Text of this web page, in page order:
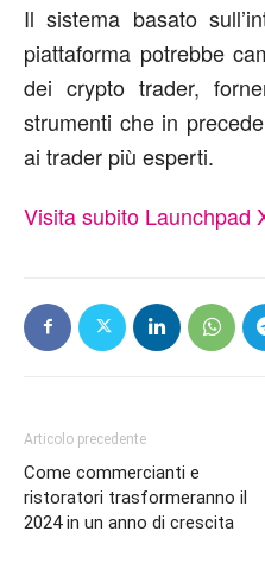
Il sistema basato
piattaforma potrebbe
dei crypto trader,
strumenti che in
ai trader più esperti.
Visita subito Launchpad
Articolo precedente
Come commercianti e
ristoratori trasformeranno il
2024 in un anno di crescita